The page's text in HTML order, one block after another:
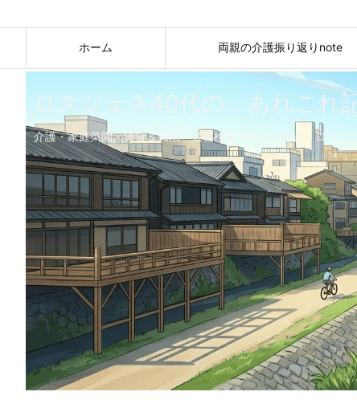
ホーム 両親の介護振り返りnote
ロスジェネ40代の、あれこれ
介護・家庭菜園・賃貸＆民泊・京都検定・プリン好き。ロスジ